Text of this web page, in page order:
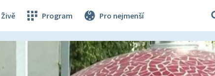
Živě Program Pro nejmenší